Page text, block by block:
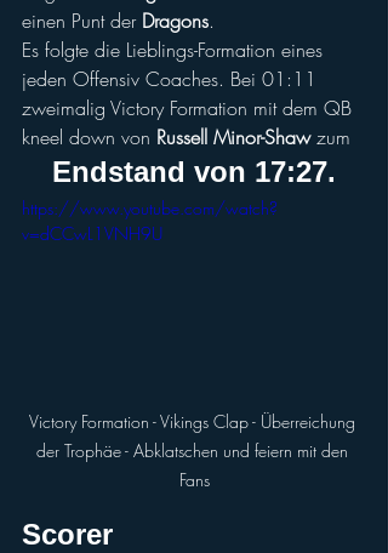
einen Punt der Dragons.
Es folgte die Lieblings-Formation eines
jeden Offensiv Coaches. Bei 01:11
zweimalig Victory Formation mit dem QB
kneel down von Russell Minor-Shaw zum
Endstand von 17:27.
https://www.youtube.com/watch?
v=dCCwL1VNH9U
Victory Formation - Vikings Clap - Überreichung
der Trophäe - Abklatschen und feiern mit den
Fans
Scorer